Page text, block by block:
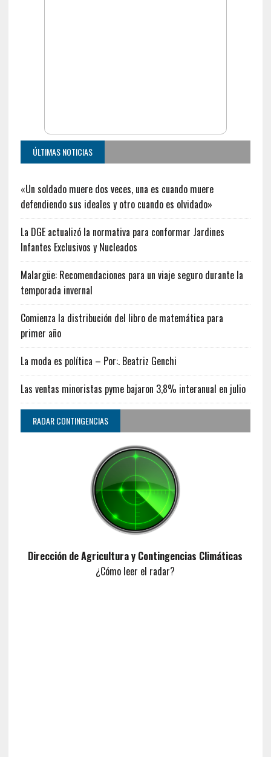
ÚLTIMAS NOTICIAS
«Un soldado muere dos veces, una es cuando muere
defendiendo sus ideales y otro cuando es olvidado»
La DGE actualizó la normativa para conformar Jardines
Infantes Exclusivos y Nucleados
Malargüe: Recomendaciones para un viaje seguro durante la
temporada invernal
Comienza la distribución del libro de matemática para
primer año
La moda es política – Por:. Beatriz Genchi
Las ventas minoristas pyme bajaron 3,8% interanual en julio
RADAR CONTINGENCIAS
Dirección de Agricultura y Contingencias Climáticas
¿Cómo leer el radar?